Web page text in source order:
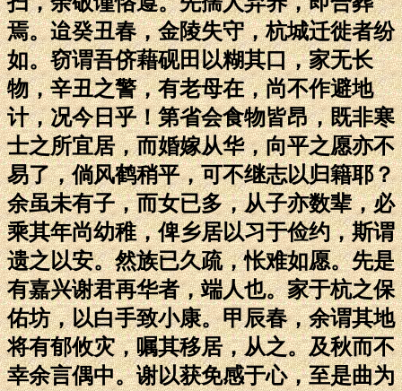
焉。迨癸丑春，金陵失守，杭城迁徙者纷
如。窃谓吾侪藉砚田以糊其口，家无长
物，辛丑之警，有老母在，尚不作避地
计，况今日乎！第省会食物皆昂，既非寒
士之所宜居，而婚嫁从华，向平之愿亦不
易了，倘风鹤稍平，可不继志以归籍耶？
余虽未有子，而女已多，从子亦数辈，必
乘其年尚幼稚，俾乡居以习于俭约，斯谓
遗之以安。然族已久疏，怅难如愿。先是
有嘉兴谢君再华者，端人也。家于杭之保
佑坊，以白手致小康。甲辰春，余谓其地
将有郁攸灾，嘱其移居，从之。及秋而不
幸余言偶中。谢以获免感于心，至是曲为